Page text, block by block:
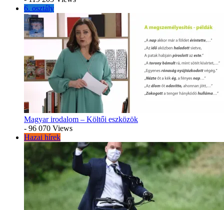
6. osztály
Magyar irodalom – Költői eszközök
- 96 070 Views
Hazai hírek